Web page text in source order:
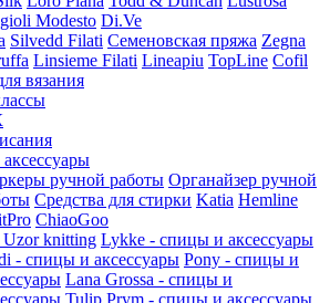
Modesto Di.Ve
Silvedd Filati Семеновская пряжа Zegna
Linsieme Filati Lineapiu TopLine Cofil
вязания
ручной работы Органайзер ручной
Средства для стирки Katia Hemline
ChiaoGoo
knitting Lykke - спицы и аксессуары
- спицы и аксессуары Pony - спицы и
Lana Grossa - спицы и
Tulip Prym - спицы и аксессуары